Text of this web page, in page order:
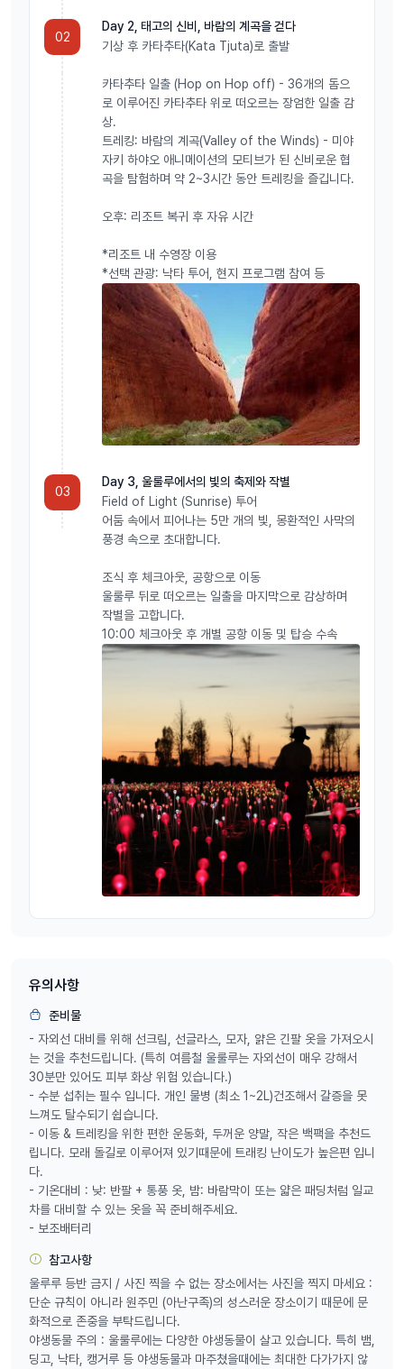
02
Day 2, 태고의 신비, 바람의 계곡을 걷다
기상 후 카타추타(Kata Tjuta)로 출발
카타추타 일출 (Hop on Hop off) - 36개의 돔으
로 이루어진 카타추타 위로 떠오르는 장엄한 일출 감
상.
트레킹: 바람의 계곡(Valley of the Winds) - 미야
자키 하야오 애니메이션의 모티브가 된 신비로운 협
곡을 탐험하며 약 2~3시간 동안 트레킹을 즐깁니다.
오후: 리조트 복귀 후 자유 시간
*리조트 내 수영장 이용
*선택 관광: 낙타 투어, 현지 프로그램 참여 등
03
Day 3, 울룰루에서의 빛의 축제와 작별
Field of Light (Sunrise) 투어
어둠 속에서 피어나는 5만 개의 빛, 몽환적인 사막의
풍경 속으로 초대합니다.
조식 후 체크아웃, 공항으로 이동
울룰루 뒤로 떠오르는 일출을 마지막으로 감상하며
작별을 고합니다.
10:00 체크아웃 후 개별 공항 이동 및 탑승 수속
유의사항
준비물
- 자외선 대비를 위해 선크림, 선글라스, 모자, 얅은 긴팔 옷을 가져오시
는 것을 추천드립니다. (특히 여름철 울룰루는 자외선이 매우 강해서
30분만 있어도 피부 화상 위험 있습니다.)
- 수분 섭취는 필수 입니다. 개인 물병 (최소 1~2L)건조해서 갈증을 못
느껴도 탈수되기 쉽습니다.
- 이동 & 트레킹을 위한 편한 운동화, 두꺼운 양말, 작은 백팩을 추천드
립니다. 모래 돌길로 이루어져 있기때문에 트래킹 난이도가 높은편 입니
다.
- 기온대비 : 낮: 반팔 + 통풍 옷, 밤: 바람막이 또는 얇은 패딩처럼 일교
차를 대비할 수 있는 옷을 꼭 준비해주세요.
- 보조배터리
참고사항
울루루 등반 금지 / 사진 찍을 수 없는 장소에서는 사진을 찍지 마세요 :
단순 규칙이 아니라 원주민 (아난구족)의 성스러운 장소이기 때문에 문
화적으로 존중을 부탁드립니다.
야생동물 주의 : 울룰루에는 다양한 야생동물이 살고 있습니다. 특히 뱀,
딩고, 낙타, 캥거루 등 야생동물과 마주쳤을때에는 최대한 다가가지 않